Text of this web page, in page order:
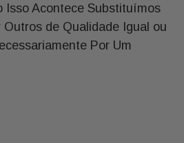
Isso Acontece Substituímos
de Qualidade Igual ou
Por Um